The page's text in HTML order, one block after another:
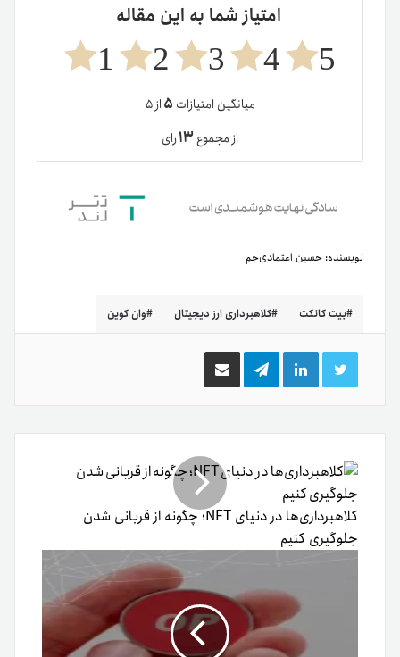
امتیاز شما به این مقاله
5
4
3
2
1
میانگین امتیازات ۵از ۵
از مجموع۱۳رای
نویسنده: حسین اعتمادی‌جم
بیت کانکت کلاهبرداری ارز دیجیتال وان کوین
توییتر لینکدینتلگرام اشتراک
گذاری
ایمیل
کلاهبرداری‌ها در دنیای NFT؛ چگونه از قربانی شدن
جلوگیری کنیم